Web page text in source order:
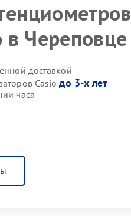
в Череповце
доставкой
Casioдо 3-х лет
часа